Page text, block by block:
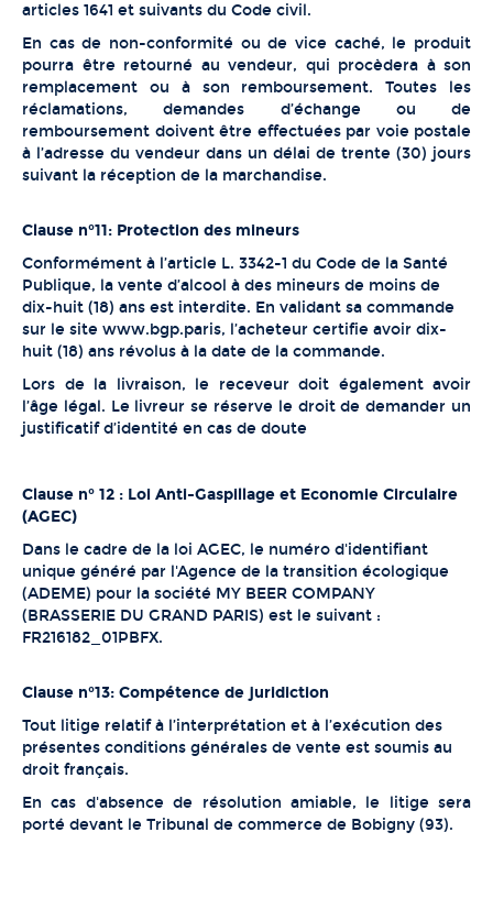
articles 1641 et suivants du Code civil.
En cas de non-conformité ou de vice caché, le produit
pourra être retourné au vendeur, qui procèdera à son
remplacement ou à son remboursement. Toutes les
réclamations, demandes d’échange ou de
remboursement doivent être effectuées par voie postale
à l’adresse du vendeur dans un délai de trente (30) jours
suivant la réception de la marchandise.
Clause n°11: Protection des mineurs
Conformément à l’article L. 3342-1 du Code de la Santé
Publique, la vente d’alcool à des mineurs de moins de
dix-huit (18) ans est interdite. En validant sa commande
sur le site www.bgp.paris, l’acheteur certifie avoir dix-
huit (18) ans révolus à la date de la commande.
Lors de la livraison, le receveur doit également avoir
l’âge légal. Le livreur se réserve le droit de demander un
justificatif d’identité en cas de doute
Clause n° 12 : Loi Anti-Gaspillage et Economie Circulaire
(AGEC)
Dans le cadre de la loi AGEC, le numéro d'identifiant
unique généré par l'Agence de la transition écologique
(ADEME) pour la société MY BEER COMPANY
(BRASSERIE DU GRAND PARIS) est le suivant :
FR216182_01PBFX.
Clause n°13: Compétence de juridiction
Tout litige relatif à l’interprétation et à l’exécution des
présentes conditions générales de vente est soumis au
droit français.
En cas d'absence de résolution amiable, le litige sera
porté devant le Tribunal de commerce de Bobigny (93).